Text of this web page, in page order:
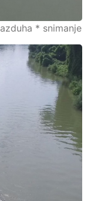
* snimanje